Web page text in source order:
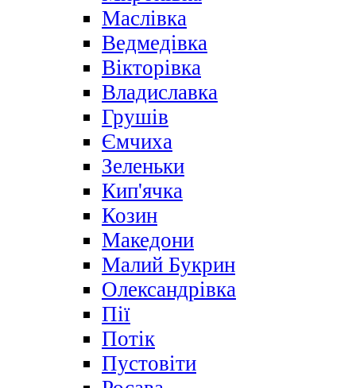
Маслівка
Ведмедівка
Вікторівка
Владиславка
Грушів
Ємчиха
Зеленьки
Кип'ячка
Козин
Македони
Малий Букрин
Олександрівка
Пії
Потік
Пустовіти